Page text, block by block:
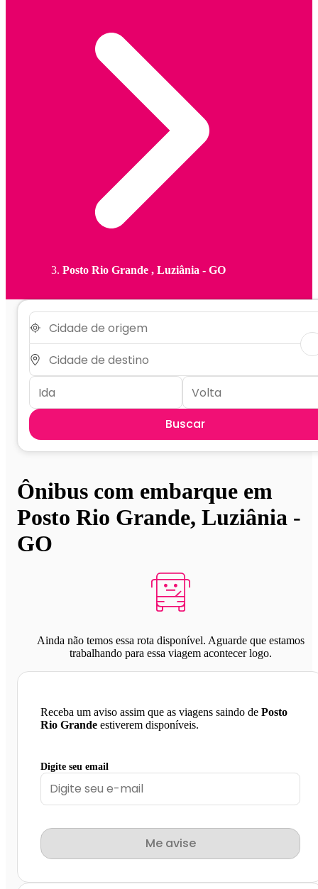
Posto Rio Grande , Luziânia - GO
Buscar
Ônibus com embarque em
Posto Rio Grande, Luziânia -
GO
Ainda não temos essa rota disponível. Aguarde que estamos
trabalhando para essa viagem acontecer logo.
Receba um aviso assim que as viagens saindo de Posto
Rio Grande estiverem disponíveis.
Digite seu email
Me avise